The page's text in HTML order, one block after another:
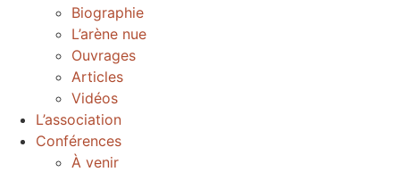
Biographie
L’arène nue
Ouvrages
Articles
Vidéos
L’association
Conférences
À venir